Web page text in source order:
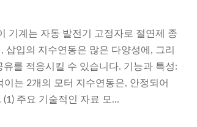
기계는 자동 발전기 고정자로 절연제 종
입의 지수연동은 많은 다양성에, 그리
를 적응시킬 수 있습니다. 기능과 특성:
는 2개의 모터 지수연동은, 안정되어
주요 기술적인 자료 모...